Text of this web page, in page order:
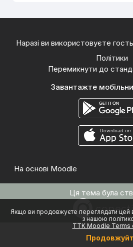
Якщо ви продовжуєте переглядати цей
з нашою
TTK Moodle Terms
Наразі ви використовуєте
Політики
Перемикнути до
Завантажте
На основі Moodle
Ця тема була